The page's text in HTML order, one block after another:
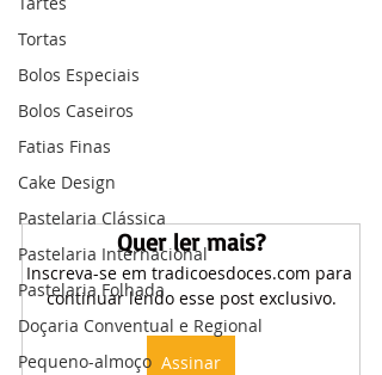
Tortas
Bolos Especiais
Bolos Caseiros
Fatias Finas
Cake Design
Pastelaria Clássica
Pastelaria Internacional
Pastelaria Folhada
Doçaria Conventual e Regional
Pequeno-almoço
Quer ler mais?
Inscreva-se em tradicoesdoces.com para
continuar lendo esse post exclusivo.
Assinar